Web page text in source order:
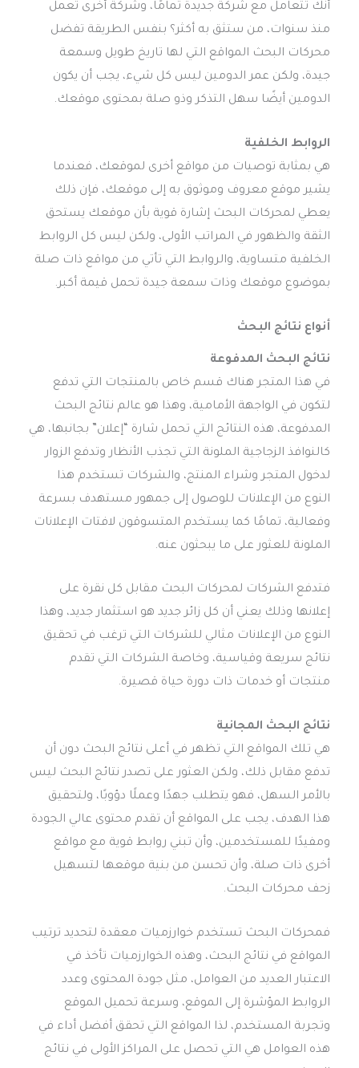
أنك تتعامل مع شركة جديدة تمامًا، وشركة أخرى تعمل
منذ سنوات، من ستثق به أكثر؟ بنفس الطريقة تفضل
محركات البحث المواقع التي لها تاريخ طويل وسمعة
جيدة، ولكن عمر الدومين ليس كل شيء، يجب أن يكون
الدومين أيضًا سهل التذكر وذو صلة بمحتوى موقعك.
الروابط الخلفية
هي بمثابة توصيات من مواقع أخرى لموقعك، فعندما
يشير موقع معروف وموثوق به إلى موقعك، فإن ذلك
يعطي لمحركات البحث إشارة قوية بأن موقعك يستحق
الثقة والظهور في المراتب الأولى، ولكن ليس كل الروابط
الخلفية متساوية، والروابط التي تأتي من مواقع ذات صلة
بموضوع موقعك وذات سمعة جيدة تحمل قيمة أكبر.
أنواع نتائج البحث
نتائج البحث المدفوعة
في هذا المتجر هناك قسم خاص بالمنتجات التي تدفع
لتكون في الواجهة الأمامية، وهذا هو عالم نتائج البحث
المدفوعة، هذه النتائج التي تحمل شارة “إعلان” بجانبها، هي
كالنوافذ الزجاجية الملونة التي تجذب الأنظار وتدفع الزوار
لدخول المتجر وشراء المنتج، والشركات تستخدم هذا
النوع من الإعلانات للوصول إلى جمهور مستهدف بسرعة
وفعالية، تمامًا كما يستخدم المتسوقون لافتات الإعلانات
الملونة للعثور على ما يبحثون عنه.
فتدفع الشركات لمحركات البحث مقابل كل نقرة على
إعلانها وذلك يعني أن كل زائر جديد هو استثمار جديد، وهذا
النوع من الإعلانات مثالي للشركات التي ترغب في تحقيق
نتائج سريعة وقياسية، وخاصة الشركات التي تقدم
منتجات أو خدمات ذات دورة حياة قصيرة.
نتائج البحث المجانية
هي تلك المواقع التي تظهر في أعلى نتائج البحث دون أن
تدفع مقابل ذلك، ولكن العثور على تصدر نتائج البحث ليس
بالأمر السهل، فهو يتطلب جهدًا وعملًا دؤوبًا، ولتحقيق
هذا الهدف، يجب على المواقع أن تقدم محتوى عالي الجودة
ومفيدًا للمستخدمين، وأن تبني روابط قوية مع مواقع
أخرى ذات صلة، وأن تحسن من بنية موقعها لتسهيل
زحف محركات البحث.
فمحركات البحث تستخدم خوارزميات معقدة لتحديد ترتيب
المواقع في نتائج البحث، وهذه الخوارزميات تأخذ في
الاعتبار العديد من العوامل، مثل جودة المحتوى وعدد
الروابط المؤشرة إلى الموقع، وسرعة تحميل الموقع
وتجربة المستخدم، لذا المواقع التي تحقق أفضل أداء في
هذه العوامل هي التي تحصل على المراكز الأولى في نتائج